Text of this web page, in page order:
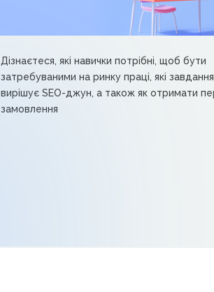
Дізнаєтеся, які навички потрібні, щоб бути
затребуваними на ринку праці, які завдання
вирішує SEO-джун, а також як отримати
замовлення